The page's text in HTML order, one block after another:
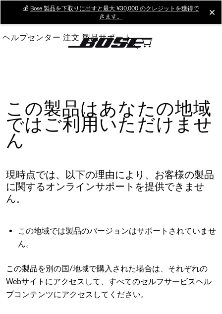
Main
💰 Bose 製品を下取りに出すと最大 ¥30,000 のクレジットを獲得で
きます。
ヘルプセンター 注文 製品サポート
この製品はあなたの地域
ではご利用いただけませ
ん
現時点では、以下の理由により、お客様の製品
に関するオンラインサポートを提供できませ
ん。
この地域では製品のバージョンはサポートされていませ
ん。
この製品を別の国/地域で購入された場合は、それぞれの
Webサイトにアクセスして、すべてのセルフサービスヘル
プコンテンツにアクセスしてください。